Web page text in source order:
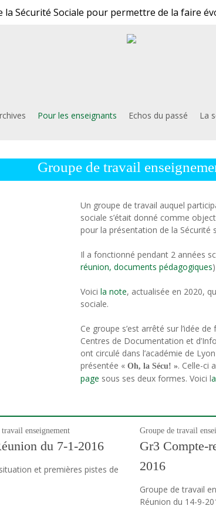
la Sécurité Sociale pour permettre de la faire
Pour les enseignants Echos du passé La
Groupe de travail
Un groupe de travail auquel
sociale s’était donné comme
pour la présentation de la Sécurité
Il a fonctionné pendant 2 années
réunion, documents pédagogiques
Voici la note, actualisée en 2020,
sociale.
Ce groupe s’est arrêté sur l’idée
Centres de Documentation et
ont circulé dans l’académie de
présentée « Oh, la Sécu! ». Celle-ci
page sous ses deux formes. Voici l
enseignement
du 7-1-2016
et premières pistes de
Groupe de travail
Gr3 Compte-
2016
Groupe de travail
Réunion du 14-9-